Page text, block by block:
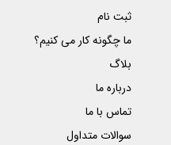
ثبت نام
ما چگونه کار می کنیم؟
بلاگ
درباره ما
تماس با ما
سوالات متداول